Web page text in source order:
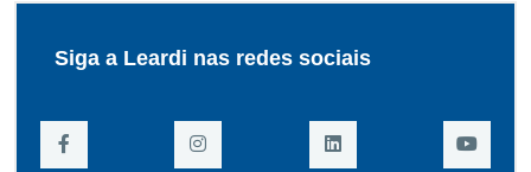
Siga a Leardi nas redes sociais